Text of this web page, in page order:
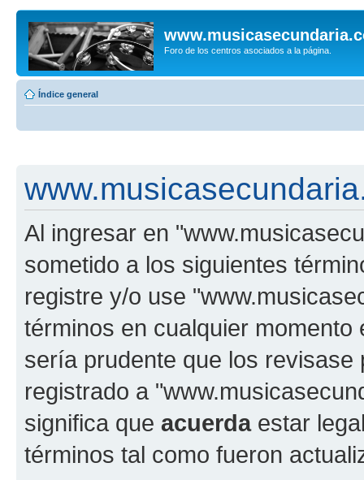
Foro de los centros asociados a la página.
Índice general
Al ingresar en
sometido a los siguientes
registre y/o use
términos en cualquier
sería prudente que los
registrado a
significa que acuerdaestar
términos tal como fueron